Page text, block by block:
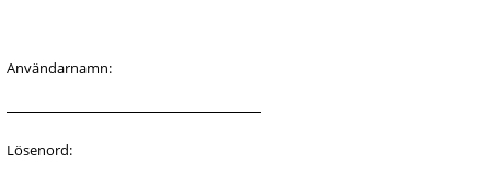
Användarnamn:
Lösenord: